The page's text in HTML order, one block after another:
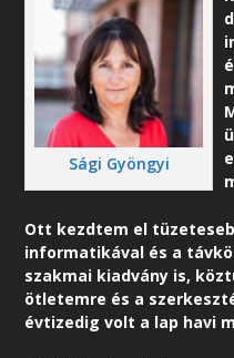
Sági Gyöngyi
Ott kezdtem el
informatikával és a
szakmai kiadvány is,
ötletemre és a
évtizedig volt a lap havi